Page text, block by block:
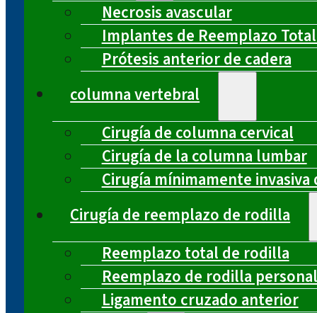
Necrosis avascular
Implantes de Reemplazo
Prótesis anterior de cadera
columna vertebral
Cirugía de columna cervical
Cirugía de la columna lumbar
Cirugía mínimamente
Cirugía de reemplazo de rodilla
Reemplazo total de rodilla
Reemplazo de rodilla
Ligamento cruzado anterior